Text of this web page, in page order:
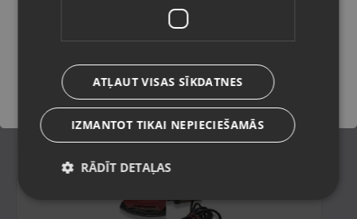
Stāvoklis Mazlietots (Garantija 12 mēneši)
30.00€
Saglabāt
ATĻAUT VISAS SĪKDATNES
IZMANTOT TIKAI NEPIECIEŠAMĀS
RĀDĪT DETAĻAS